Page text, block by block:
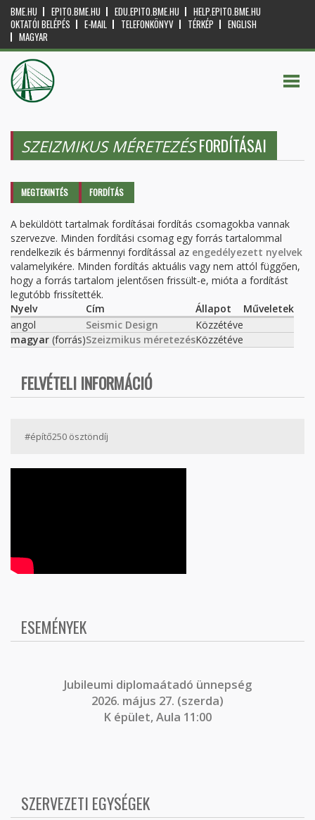
BME.HU EPITO.BME.HU EDU.EPITO.BME.HU
HELP.EPITO.BME.HU
OKTATÓI BELÉPÉS
E-MAIL TELEFONKÖNYV TÉRKÉP
ENGLISH
MAGYAR
SZEIZMIKUS MÉRETEZÉSFORDÍTÁSAI
Elsődleges fülek
MEGTEKINTÉS FORDÍTÁS
A beküldött tartalmak fordításai fordítás csomagokba vannak
szervezve. Minden fordítási csomag egy forrás tartalommal
rendelkezik és bármennyi fordítással az engedélyezett nyelvek
valamelyikére. Minden fordítás aktuális vagy nem attól függően,
hogy a forrás tartalom jelentősen frissült-e, mióta a fordítást
legutóbb frissítették.
Nyelv
Cím Állapot
Műveletek
angol
Seismic Design
Közzétéve
magyar (forrás)Szeizmikus méretezésKözzétéve
FELVÉTELI INFORMÁCIÓ
#építő250 ösztöndíj
ESEMÉNYEK
Jubileumi diplomaátadó ünnepség
2026. május 27. (szerda)
K épület, Aula 11:00
SZERVEZETI EGYSÉGEK